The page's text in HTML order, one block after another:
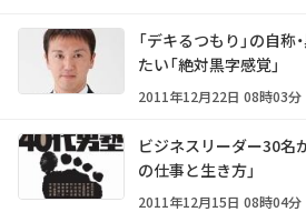
「デキるつもり」の自
たい「絶対黒字感覚」
2011年12月22日 08時03分
ビジネスリーダー30名
の仕事と生き方」
2011年12月15日 08時04分